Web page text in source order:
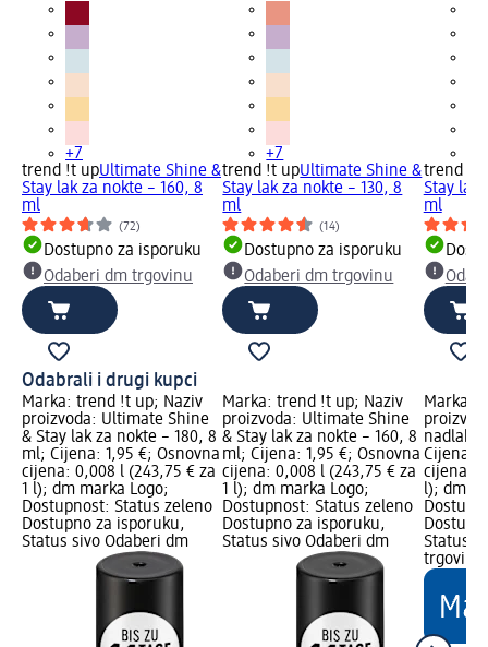
+7
trend !t upUltimate Shine &
Stay lak za nokte – 160, 8
ml
(72)
Dostupno za isporuku
Odaberi dm trgovinu
+7
trend !t upUltimate Shine &
Stay lak za nokte – 130, 8
ml
(14)
Dostupno za isporuku
Odaberi dm trgovinu
trend !t
Stay lak
ml
Odabrali i drugi kupci
Marka: trend !t up; Naziv
proizvoda: Ultimate Shine
& Stay lak za nokte – 180, 8
ml; Cijena: 1,95 €; Osnovna
cijena: 0,008 l (243,75 € za
1 l); dm marka Logo;
Dostupnost: Status zeleno
Dostupno za isporuku,
Status sivo Odaberi dm
Marka: trend !t up; Naziv
proizvoda: Ultimate Shine
& Stay lak za nokte – 160, 8
ml; Cijena: 1,95 €; Osnovna
cijena: 0,008 l (243,75 € za
1 l); dm marka Logo;
Dostupnost: Status zeleno
Dostupno za isporuku,
Status sivo Odaberi dm
Marka:
nadlak
Cijena:
cijena:
l); dm
Status
trgovinu